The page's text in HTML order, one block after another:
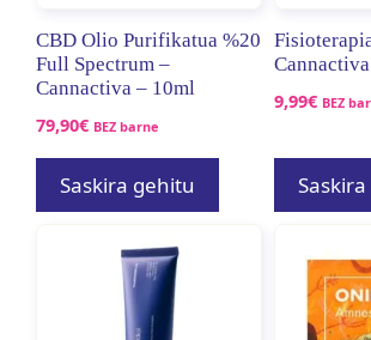
CBD Olio Purifikatua %20
Full Spectrum –
Cannactiva – 10ml
79,90€ BEZ barne
Saskira gehitu
Cannactiva
9,99€ BEZ